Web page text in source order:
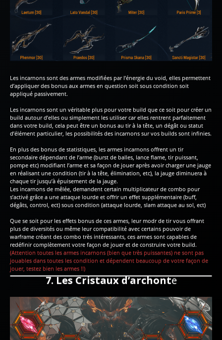
Les incarnons sont des armes modifiées par l’énergie du void, elles permettent
d’appliquer des bonus aux armes en question soit sous condition soit
appliqué passivement.
Les incarnons sont un véritable plus pour votre build que ce soit pour créer un
build autour d’elles ou simplement les utiliser car elles rentrent parfaitement
dans votre build, cela peut être un bonus au tir à la tête, un dégât ou statut
d’élément particulier, les possibilités des incarnons sur vos builds sont infinies.
En plus des bonus de statistiques, les armes incarnons offrent un tir
secondaire dépendant de l’arme (burst de balles, lance flame, tir puissant,
pompe etc) modifiant l’arme et sa façon de jouer après avoir charger une jauge
en réalisant une condition (tir à la tête, élimination, etc), la jauge diminuera à
chaque tir jusqu’à épuisement de la jauge.
Les incarnons de mêlée, demandent certain multiplicateur de combo pour
s’activé grâce a une attaque lourde et offrir un effet supplémentaire (buff,
dégâts, control, ect) sous condition (attaque lourde, slam attaque au sol, ect)
Que se soit pour les effets bonus de ces armes, leur modr de tir vous offrant
plus de diversités ou même leur compatibilité avec certains pouvoir de
warframe créant des combo très intéressants, ces armes sont capables de
redéfinir complètement votre façon de jouer et de construire votre build.
(Attention toutes les armes incarnons (bien que très puissantes) ne sont pas
jouables dans toutes les condition et dépendent beaucoup de votre façon de
jouer, testez bien les armes !!)
7. Les Cristaux d’archonte